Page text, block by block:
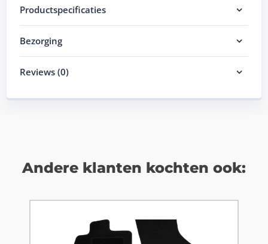
Productspecificaties
Bezorging
Reviews (0)
Andere klanten kochten ook: